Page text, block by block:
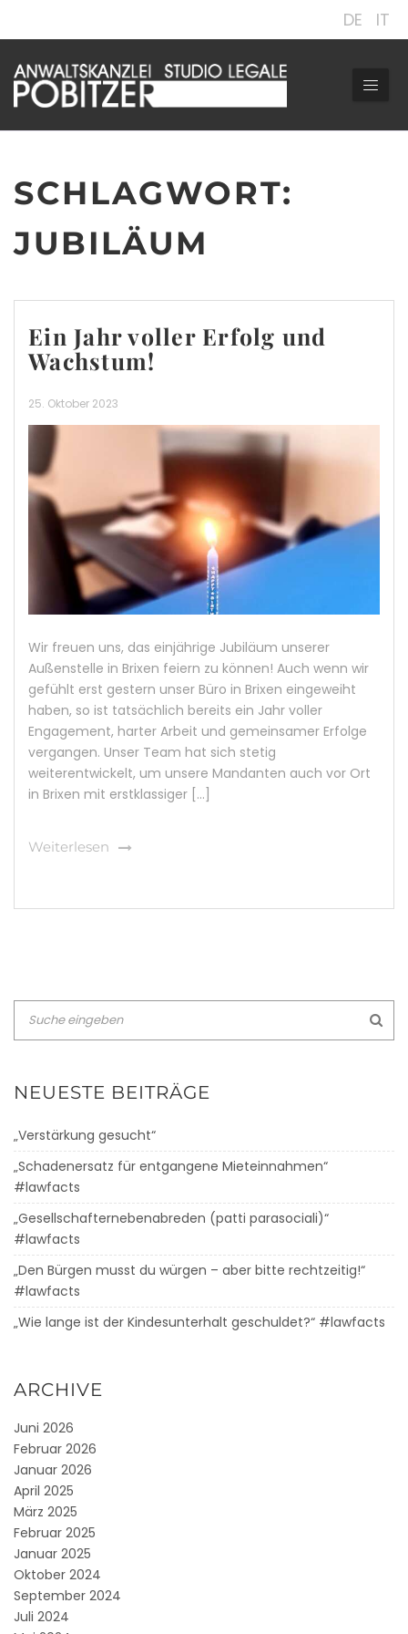
DE IT
SCHLAGWORT:
JUBILÄUM
Ein Jahr voller Erfolg und
Wachstum!
25. Oktober 2023
Wir freuen uns, das einjährige Jubiläum unserer
Außenstelle in Brixen feiern zu können! Auch wenn wir
gefühlt erst gestern unser Büro in Brixen eingeweiht
haben, so ist tatsächlich bereits ein Jahr voller
Engagement, harter Arbeit und gemeinsamer Erfolge
vergangen. Unser Team hat sich stetig
weiterentwickelt, um unsere Mandanten auch vor Ort
in Brixen mit erstklassiger [...]
Weiterlesen
NEUESTE BEITRÄGE
„Verstärkung gesucht“
„Schadenersatz für entgangene Mieteinnahmen“
#lawfacts
„Gesellschafternebenabreden (patti parasociali)“
#lawfacts
„Den Bürgen musst du würgen – aber bitte rechtzeitig!“
#lawfacts
„Wie lange ist der Kindesunterhalt geschuldet?“ #lawfacts
ARCHIVE
Juni 2026
Februar 2026
Januar 2026
April 2025
März 2025
Februar 2025
Januar 2025
Oktober 2024
September 2024
Juli 2024